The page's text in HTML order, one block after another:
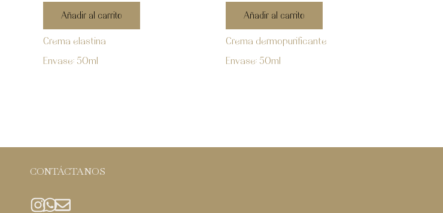
Añadir al carrito
Crema elastina
Envase: 50ml
Añadir al carrito
Crema dermopurificante
Envase: 50ml
CONTÁCTANOS